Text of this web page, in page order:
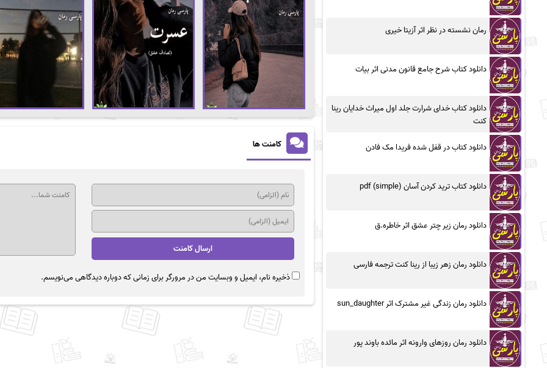
کامنت ها
ذخیره نام، ایمیل و وبسایت من در مرورگر برای زمانی که دوباره دیدگاهی می‌نویسم.
رمان نشسته در نظر اثر آزیتا خیری
دانلود کتاب شرح جامع قانون مدنی اثر بیات
دانلود کتاب خدای شرارت جلد اول میراث خدایان رینا
کنت
دانلود کتاب در قفل شده فریدا مک فادن
دانلود کتاب ترید کردن آسان (simple) pdf
دانلود رمان زیر چتر عشق اثر خاطره.ق
دانلود رمان زهر زیبا از رینا کنت ترجمه فارسی
دانلود رمان زندگی غیر مشترک اثر sun_daughter
دانلود رمان روزهای وارونه اثر مائده باوند پور